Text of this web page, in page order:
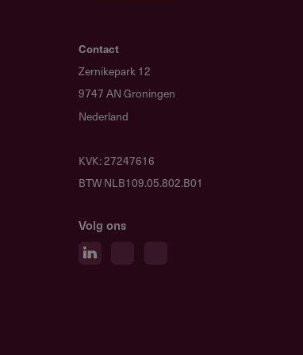
Aanvragen worden
Meesturen
Motivatiebrief
Contact
Zernikepark 12
9747 AN Groningen
Nederland
KVK: 27247616
BTW NLB109.05.802.B01
Volg ons